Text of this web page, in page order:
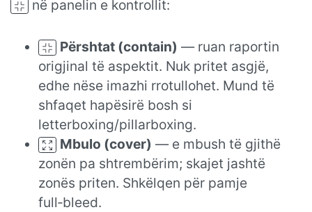
në panelin e kontrollit:
Përshtat (contain) — ruan raportin
origjinal të aspektit. Nuk pritet asgjë,
edhe nëse imazhi rrotullohet. Mund të
shfaqet hapësirë bosh si
letterboxing/pillarboxing.
Mbulo (cover) — e mbush të gjithë
zonën pa shtrembërim; skajet jashtë
zonës priten. Shkëlqen për pamje
full‑bleed.